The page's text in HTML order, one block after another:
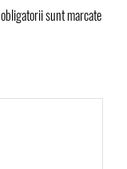
sunt marcate